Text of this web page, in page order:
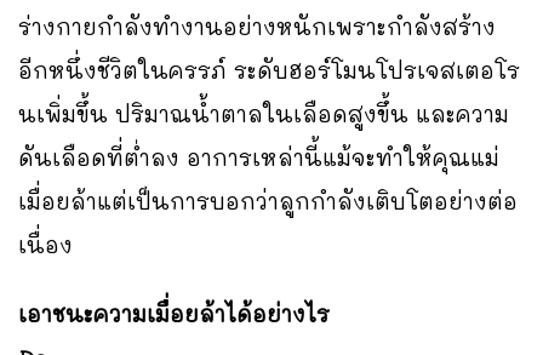
ร่างกายกำลังทำงานอย่างหนักเพราะกำลังสร้าง
อีกหนึ่งชีวิตในครรภ์ ระดับฮอร์โมนโปรเจสเตอโร
นเพิ่มขึ้น ปริมาณน้ำตาลในเลือดสูงขึ้น และความ
ดันเลือดที่ต่ำลง อาการเหล่านี้แม้จะทำให้คุณแม่
เมื่อยล้าแต่เป็นการบอกว่าลูกกำลังเติบโตอย่างต่อ
เนื่อง
เอาชนะความเมื่อยล้าได้อย่างไร